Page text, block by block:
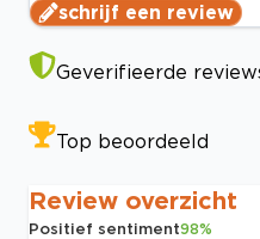
schrijf een review
Geverifieerde
Top beoordeeld
Review overzicht
Positief sentiment98%